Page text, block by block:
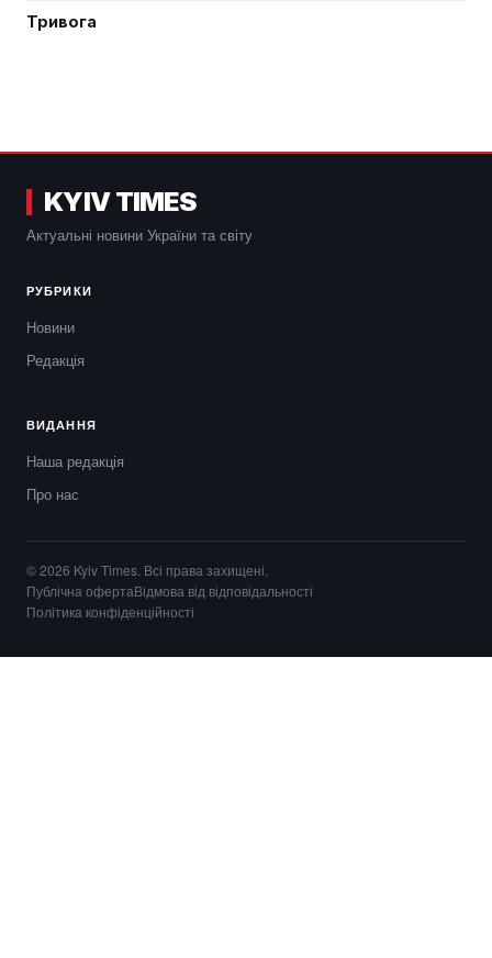
Тривога
KYIV TIMES
Актуальні новини України та світу
РУБРИКИ
Новини
Редакція
ВИДАННЯ
Наша редакція
Про нас
© 2026 Kyiv Times. Всі права захищені.
Публічна офертаВідмова від відповідальності
Політика конфіденційності